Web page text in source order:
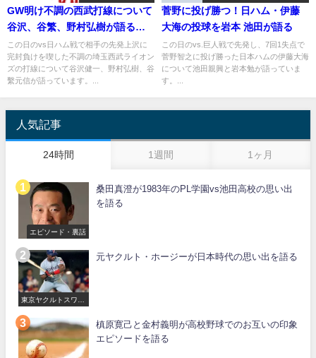
GW明け不調の西武打線について
谷沢、谷繁、野村弘樹が語る
2018年5月16日
この日のvs日ハム戦で相手の先発上沢に
完封負けを喫した不調の埼玉西武ライオン
ズの打線について谷沢健一、野村弘樹、谷
繫元信が語っています。...
菅野に投げ勝つ！日ハム・伊藤
大海の投球を岩本 池田が語る
この日のvs.巨人戦で先発し、7回1失点で
菅野智之に投げ勝った日本ハムの伊藤大海
について池田親興と岩本勉が語っていま
す。...
人気記事
24時間 1週間 1ヶ月
エピソード・裏話
桑田真澄が1983年のPL学園vs池田高校の思い出
を語る
東京ヤクルトスワロ
元ヤクルト・ホージーが日本時代の思い出を語る
槙原寛己と金村義明が高校野球でのお互いの印象
エピソードを語る